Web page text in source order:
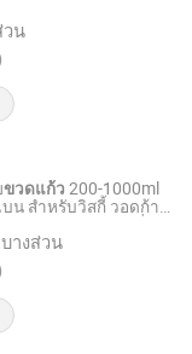
วน
ขวดแก้ว 200-1000ml
น สำหรับวิสกี้ วอดก้า
างส่วน
Ltd.
2025